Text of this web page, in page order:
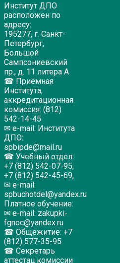
Институт ДПО
расположен по
адресу:
195277, г. Санкт-
Петербург,
Большой
Сампсониевский
пр., д. 11 литера А
☎ Приёмная
Института,
аккредитационная
комиссия: (812)
542-14-45
✉ e-mail: Института
ДПО:
spbipde@mail.ru
☎ Учебный отдел:
+7 (812) 542-07-95,
+7 (812) 542-45-69,
✉ e-mail:
spbuchotdel@yandex.ru
Платное обучение:
✉ e-mail: zakupki-
fgnoc@yandex.ru
☎ Общежитие: +7
(812) 577-35-95
☎ Секретарь
аттестац.комиссии